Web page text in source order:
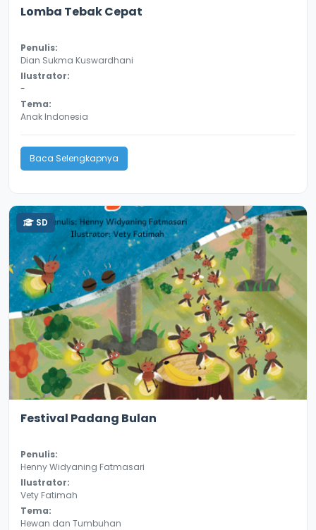
Lomba Tebak Cepat
Penulis:
Dian Sukma Kuswardhani
Ilustrator:
-
Tema:
Anak Indonesia
Baca Selengkapnya
SD
Festival Padang Bulan
Penulis:
Henny Widyaning Fatmasari
Ilustrator:
Vety Fatimah
Tema:
Hewan dan Tumbuhan